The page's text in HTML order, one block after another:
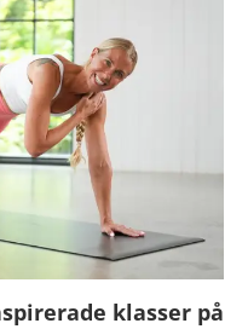
klasser på